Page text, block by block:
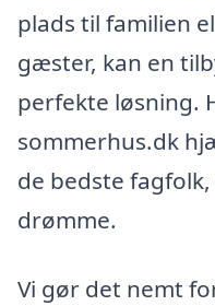
plads til familien
gæster, kan en
perfekte løsning.
sommerhus.dk
de bedste
drømme.
Vi gør det nemt